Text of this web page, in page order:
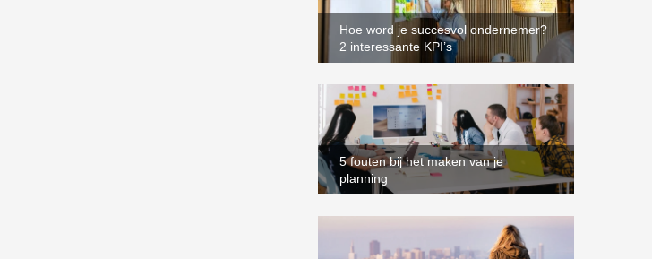
Hoe word je succesvol ondernemer?
2 interessante KPI’s
5 fouten bij het maken van je
planning